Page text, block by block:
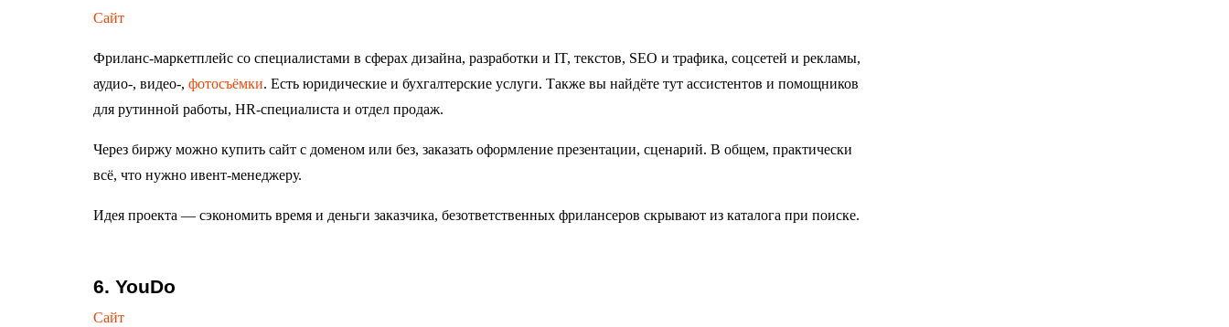
Сайт
Фриланс-маркетплейс со специалистами в сферах дизайна, разработки и IT, текстов, SEO и трафика, соцсетей и рекламы,
аудио-, видео-, фотосъёмки. Есть юридические и бухгалтерские услуги. Также вы найдёте тут ассистентов и помощников
для рутинной работы, HR-специалиста и отдел продаж.
Через биржу можно купить сайт с доменом или без, заказать оформление презентации, сценарий. В общем, практически
всё, что нужно ивент-менеджеру.
Идея проекта — сэкономить время и деньги заказчика, безответственных фрилансеров скрывают из каталога при поиске.
6. YouDo
Сайт